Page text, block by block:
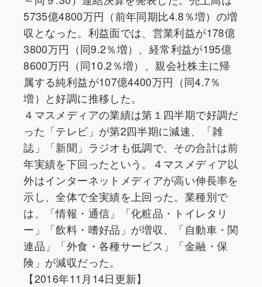
5735億4800万円（前年同期比4.8％増）の増
収となった。利益面では、営業利益が178億
3800万円（同9.2％増）、経常利益が195億
8600万円（同10.2％増）、親会社株主に帰
属する純利益が107億4400万円（同4.7％
増）と好調に推移した。
４マスメディアの業績は第１四半期で好調だ
った「テレビ」が第2四半期に減速、「雑
誌」「新聞」ラジオも低調で、その合計は前
年実績を下回ったという。４マスメディア以
外はインターネットメディアが高い伸長率を
示し、全体で全実績を上回った。業種別で
は、「情報・通信」「化粧品・トイレタリ
ー」「飲料・嗜好品」が増収、「自動車・関
連品」「外食・各種サービス」「金融・保
険」が減収だった。
【2016年11月14日更新】